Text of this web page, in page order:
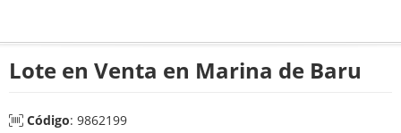
Lote en Venta en Marina de Baru
Código: 9862199